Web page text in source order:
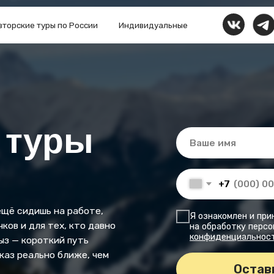
Индивидуальные
туры по России +7
путь
ближе, чем
Я ознакомлен и принимаю условия
на обработку персональных
конфиденциальности
Оставить заявку